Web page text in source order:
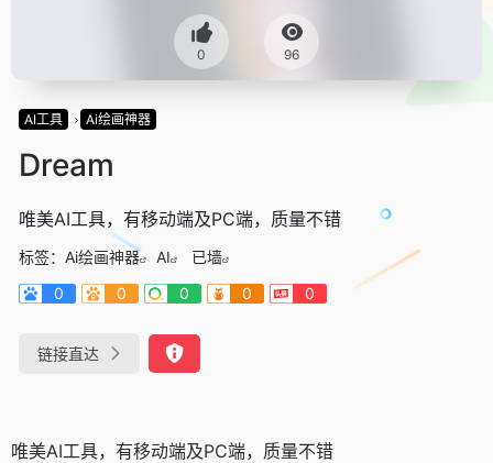
0 96
AI工具 Ai绘画神器
Dream
唯美AI工具，有移动端及PC端，质量不错
标签： Ai绘画神器 AI
已墙
0
0 0 0 0
链接直达
唯美AI工具，有移动端及PC端，质量不错